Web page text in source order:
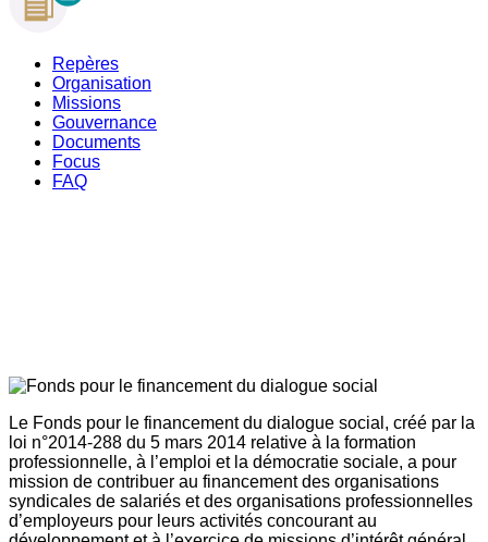
Repères
Organisation
Missions
Gouvernance
Documents
Focus
FAQ
Le Fonds pour le financement du dialogue social, créé par la
loi n°2014-288 du 5 mars 2014 relative à la formation
professionnelle, à l’emploi et la démocratie sociale, a pour
mission de contribuer au financement des organisations
syndicales de salariés et des organisations professionnelles
d’employeurs pour leurs activités concourant au